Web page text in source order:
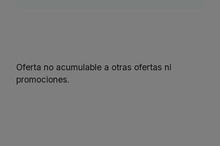
Oferta no acumulable a otras ofertas ni
promociones.